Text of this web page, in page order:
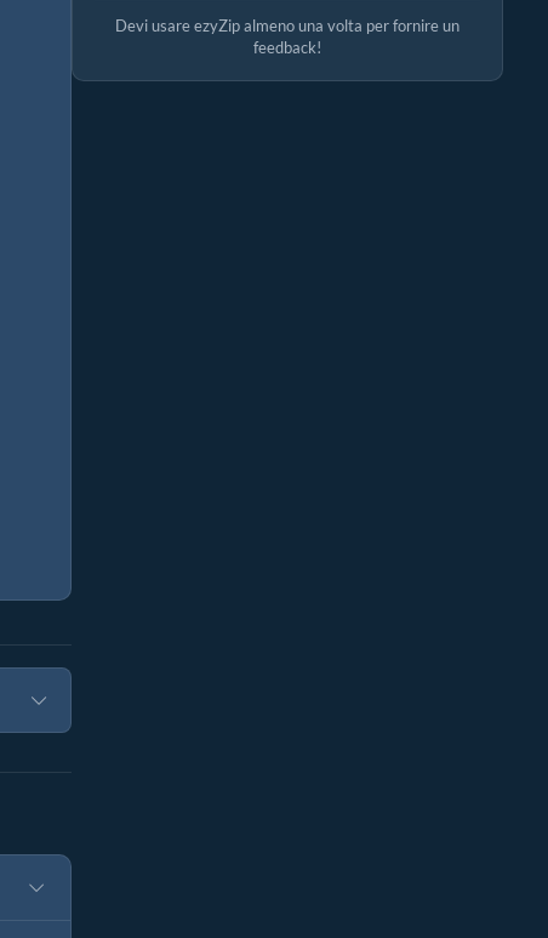
Devi usare ezyZip almeno una volta per fornire un
feedback!